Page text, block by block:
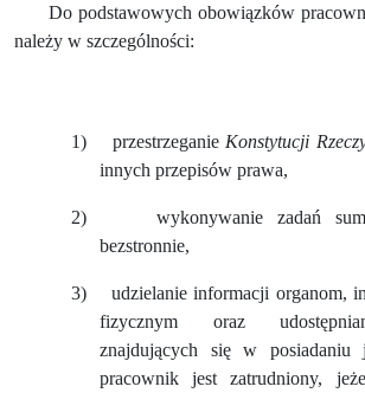
Do podstawowych obowiązków
należy w szczególności:
1) przestrzeganie Konstytucji
innych przepisów prawa,
2)
wykonywanie zadań
bezstronnie,
3)
udzielanie informacji organom,
fizycznym oraz
znajdujących się w posiadaniu
pracownik jest zatrudniony,